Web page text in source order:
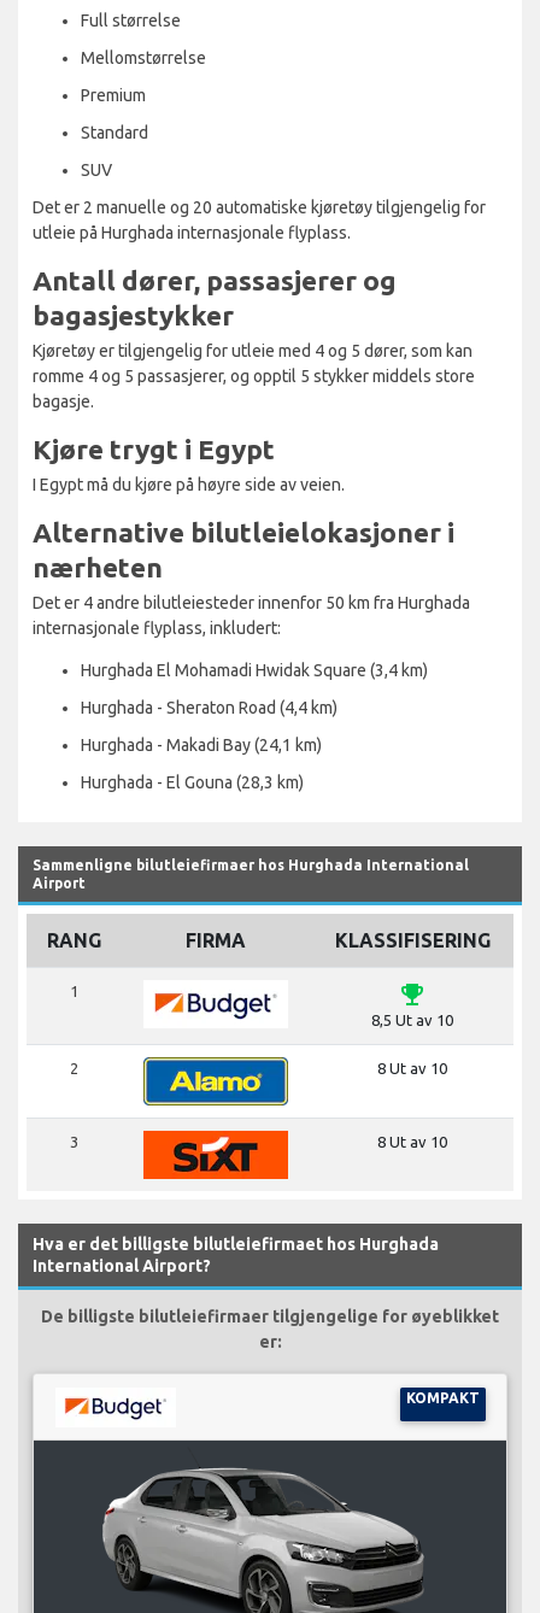
Full størrelse
Mellomstørrelse
Premium
Standard
SUV
Det er 2 manuelle og 20 automatiske kjøretøy tilgjengelig for
utleie på Hurghada internasjonale flyplass.
Antall dører, passasjerer og
bagasjestykker
Kjøretøy er tilgjengelig for utleie med 4 og 5 dører, som kan
romme 4 og 5 passasjerer, og opptil 5 stykker middels store
bagasje.
Kjøre trygt i Egypt
I Egypt må du kjøre på høyre side av veien.
Alternative bilutleielokasjoner i
nærheten
Det er 4 andre bilutleiesteder innenfor 50 km fra Hurghada
internasjonale flyplass, inkludert:
Hurghada El Mohamadi Hwidak Square (3,4 km)
Hurghada - Sheraton Road (4,4 km)
Hurghada - Makadi Bay (24,1 km)
Hurghada - El Gouna (28,3 km)
Sammenligne bilutleiefirmaer hos Hurghada International
Airport
RANG FIRMA KLASSIFISERING
1 emoji_events
8,5 Ut av 10
2 8 Ut av 10
3 8 Ut av 10
Hva er det billigste bilutleiefirmaet hos Hurghada
International Airport?
De billigste bilutleiefirmaer tilgjengelige for øyeblikket
er:
KOMPAKT